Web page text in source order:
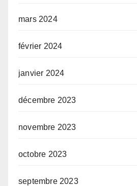
mars 2024
février 2024
janvier 2024
décembre 2023
novembre 2023
octobre 2023
septembre 2023